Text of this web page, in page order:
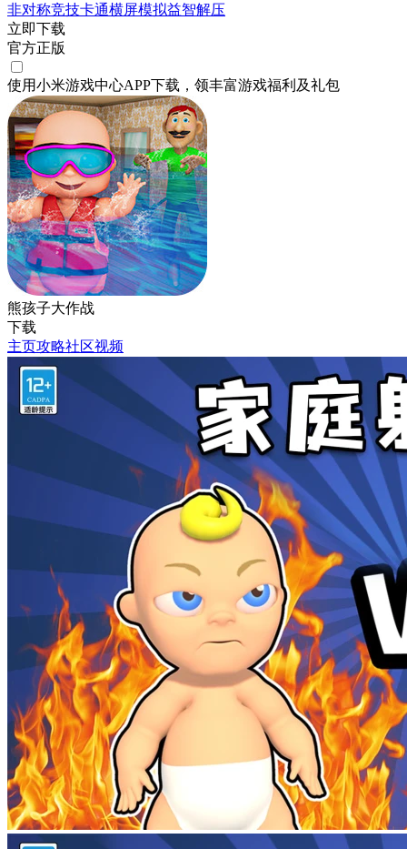
非对称竞技卡通横屏模拟益智解压
立即下载
官方正版
使用小米游戏中心APP下载 ，领丰富游戏福利 及礼包
熊孩子大作战
下载
主页攻略社区视频